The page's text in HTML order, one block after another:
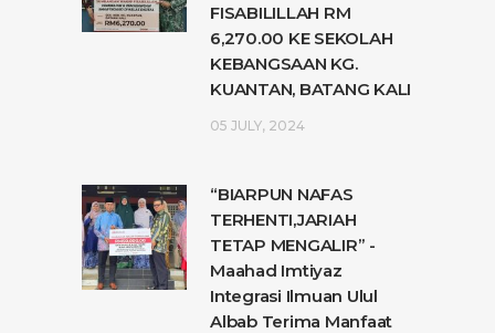
FISABILILLAH RM
6,270.00 KE SEKOLAH
KEBANGSAAN KG.
KUANTAN, BATANG KALI
05 JULY, 2024
“BIARPUN NAFAS
TERHENTI,JARIAH
TETAP MENGALIR” -
Maahad Imtiyaz
Integrasi Ilmuan Ulul
Albab Terima Manfaat